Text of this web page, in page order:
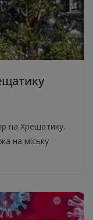
на Хрещатику.
на міську